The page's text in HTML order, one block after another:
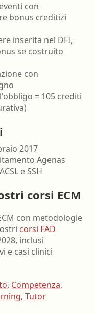
con
bonus creditizi
inserita nel DFI,
se costruito
con
= 105 crediti
2017
Agenas
e SSH
corsi ECM
con metodologie
corsi FAD
inclusi
e casi clinici
, Competenza,
, Tutor